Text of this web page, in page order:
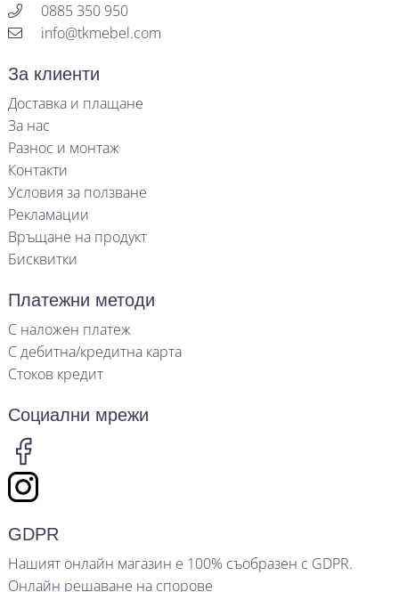
0885 350 950
info@tkmebel.com
За клиенти
Доставка и плащане
За нас
Разнос и монтаж
Контакти
Условия за ползване
Рекламации
Връщане на продукт
Бисквитки
Платежни методи
С наложен платеж
С дебитна/кредитна карта
Стоков кредит
Социални мрежи
GDPR
Нашият онлайн магазин е 100% съобразен с GDPR.
Онлайн решаване на спорове